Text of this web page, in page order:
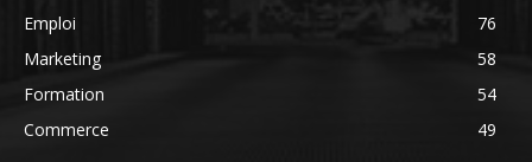
Emploi
76
Marketing
58
Formation
54
Commerce
49